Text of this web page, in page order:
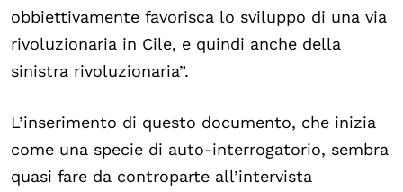
obbiettivamente favorisca lo sviluppo di una via
rivoluzionaria in Cile, e quindi anche della
sinistra rivoluzionaria”.
L’inserimento di questo documento, che inizia
come una specie di auto-interrogatorio, sembra
quasi fare da controparte all’intervista